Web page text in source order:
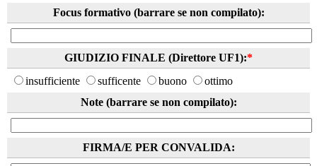
Focus formativo (barrare se non compilato):
GIUDIZIO FINALE (Direttore UF1):*
insufficiente
sufficente buono
ottimo
Note (barrare se non compilato):
FIRMA/E PER CONVALIDA: